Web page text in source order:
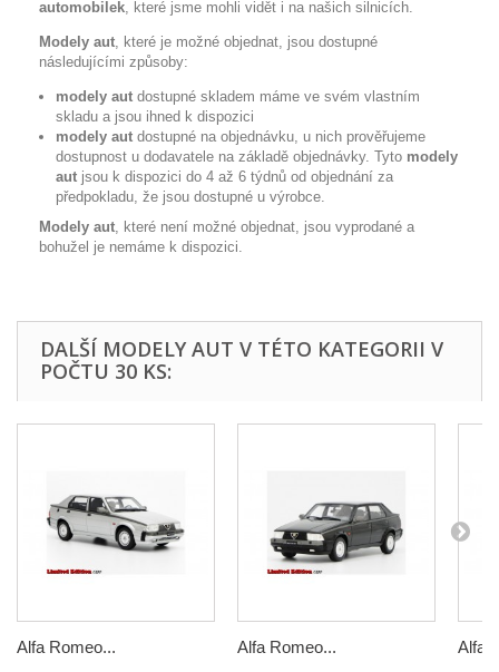
automobilek, které jsme mohli vidět i na našich silnicích.
Modely aut, které je možné objednat, jsou dostupné
následujícími způsoby:
modely aut dostupné skladem máme ve svém vlastním
skladu a jsou ihned k dispozici
modely aut dostupné na objednávku, u nich prověřujeme
dostupnost u dodavatele na základě objednávky. Tyto modely
aut jsou k dispozici do 4 až 6 týdnů od objednání za
předpokladu, že jsou dostupné u výrobce.
Modely aut, které není možné objednat, jsou vyprodané a
bohužel je nemáme k dispozici.
DALŠÍ MODELY AUT V TÉTO KATEGORII V
POČTU 30 KS:
Alfa Romeo... Alfa Romeo... Alfa